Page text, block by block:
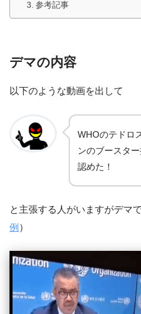
参考記事
デマの内容
以下のような動画を出して
WHOのテドロ
ンのブースタ
認めた！
と主張する人がいますがデマ
例 ）